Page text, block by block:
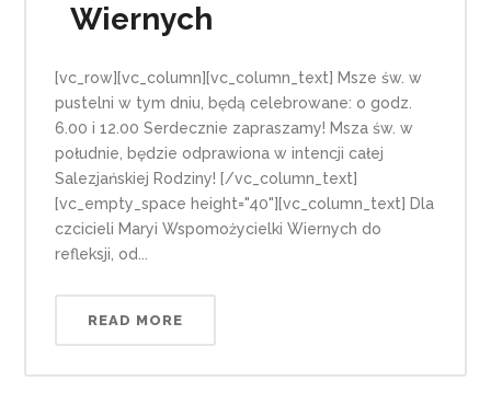
Wiernych
[vc_row][vc_column][vc_column_text] Msze św. w
pustelni w tym dniu, będą celebrowane: o godz.
6.00 i 12.00 Serdecznie zapraszamy! Msza św. w
południe, będzie odprawiona w intencji całej
Salezjańskiej Rodziny! [/vc_column_text]
[vc_empty_space height="40"][vc_column_text] Dla
czcicieli Maryi Wspomożycielki Wiernych do
refleksji, od...
READ MORE